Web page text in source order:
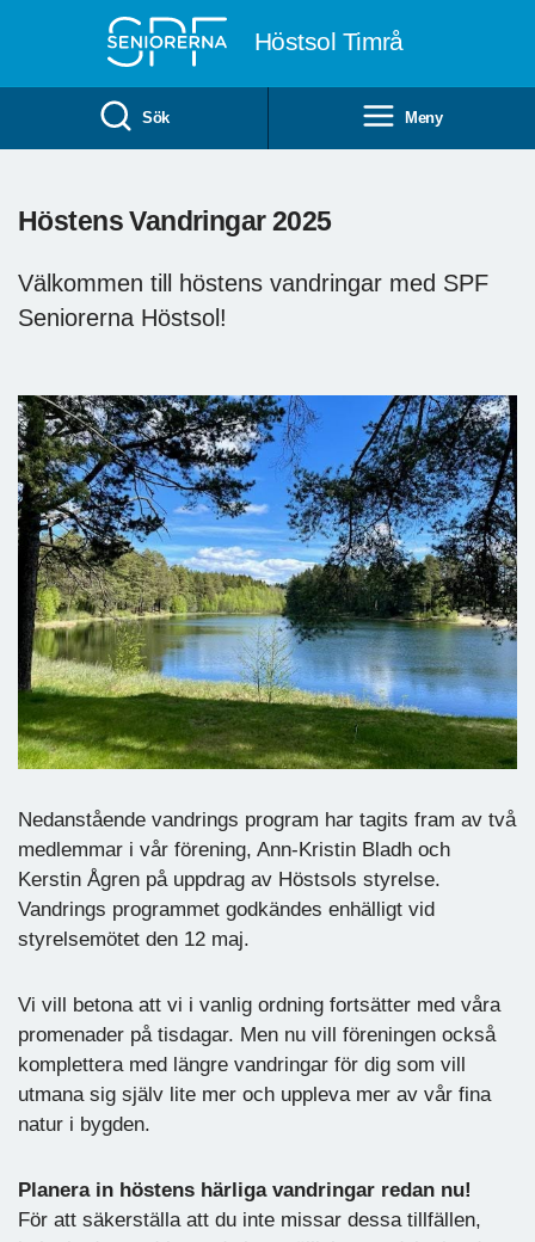
Höstsol Timrå
Sök Meny
Höstens Vandringar 2025
Välkommen till höstens vandringar med SPF
Seniorerna Höstsol!
Nedanstående vandrings program har tagits fram av två
medlemmar i vår förening, Ann-Kristin Bladh och
Kerstin Ågren på uppdrag av Höstsols styrelse.
Vandrings programmet godkändes enhälligt vid
styrelsemötet den 12 maj.
Vi vill betona att vi i vanlig ordning fortsätter med våra
promenader på tisdagar. Men nu vill föreningen också
komplettera med längre vandringar för dig som vill
utmana sig själv lite mer och uppleva mer av vår fina
natur i bygden.
Planera in höstens härliga vandringar redan nu!
För att säkerställa att du inte missar dessa tillfällen,